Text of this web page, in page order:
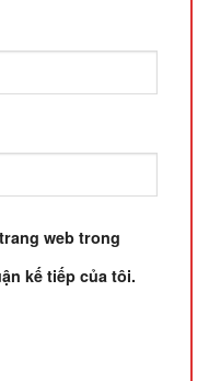
web trong
kế tiếp của tôi.